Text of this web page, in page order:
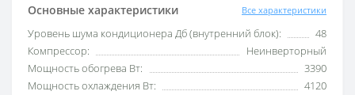
Основные характеристики Все характеристики
Уровень шума кондиционера Дб (внутренний блок):
48
Компрессор:
Неинверторный
Мощность обогрева Вт:
3390
Мощность охлаждения Вт:
4120